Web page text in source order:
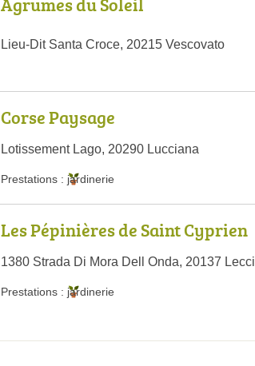
Lieu-Dit Santa Croce, 20215 Vescovato
Corse Paysage
Lotissement Lago, 20290 Lucciana
Prestations : jardinerie
Les Pépinières de Saint Cyprien
1380 Strada Di Mora Dell Onda, 20137 Lecci
Prestations : jardinerie